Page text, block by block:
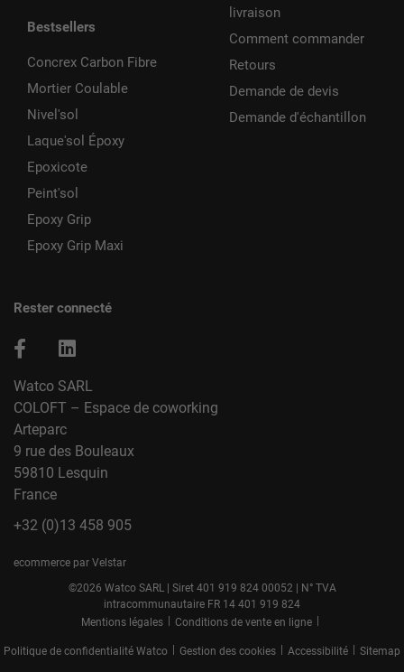
Bestsellers
Concrex Carbon Fibre
Mortier Coulable
Nivel'sol
Laque'sol Époxy
Epoxicote
Peint'sol
Epoxy Grip
Epoxy Grip Maxi
livraison
Comment commander
Retours
Demande de devis
Demande d'échantillon
Rester connecté
Watco SARL
COLOFT – Espace de coworking
Arteparc
9 rue des Bouleaux
59810 Lesquin
France
+32 (0)13 458 905
ecommerce par Velstar
©2026 Watco SARL | Siret 401 919 824 00052 | N° TVA
intracommunautaire FR 14 401 919 824
Mentions légales
Conditions de vente en ligne
Politique de confidentialité Watco Gestion des cookies Accessibilité Sitemap